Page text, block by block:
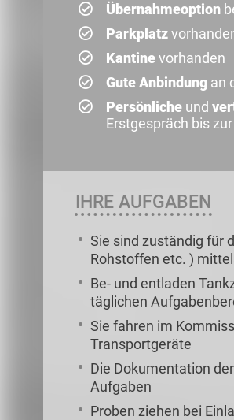
Übernahmeoption
Parkplatz
Kantinevorhanden
Gute Anbindung an
Persönliche und
Erstgespräch bis
IHRE AUFGABEN
Sie sind zuständig für
Rohstoffen etc. )
Be- und entladen
täglichen
Sie fahren im
Transportgeräte
Die Dokumentation
Aufgaben
Proben ziehen bei